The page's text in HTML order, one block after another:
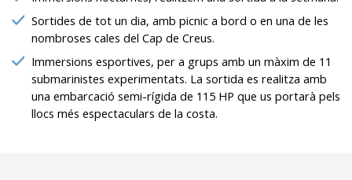
Sortides de tot un dia, amb picnic a bord o en una de les
nombroses cales del Cap de Creus.
Immersions esportives, per a grups amb un màxim de 11
submarinistes experimentats. La sortida es realitza amb
una embarcació semi-rígida de 115 HP que us portarà pels
llocs més espectaculars de la costa.